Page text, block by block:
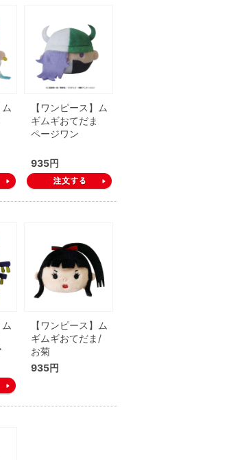
【ワンピース】ム
ギムギおてだま
ページワン
935円
【ワンピース】ム
ギムギおてだま/
お菊
935円